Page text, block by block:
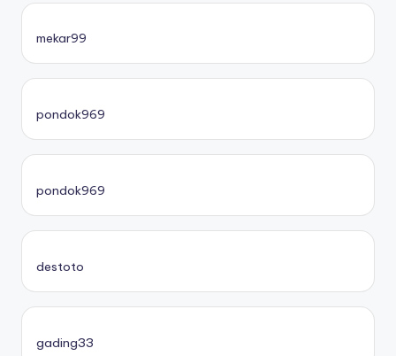
mekar99
pondok969
pondok969
destoto
gading33